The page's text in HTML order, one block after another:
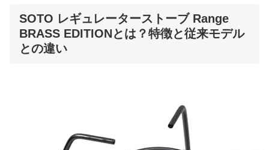
SOTO レギュレーターストーブ Range
BRASS EDITIONとは？特徴と従来モデル
との違い